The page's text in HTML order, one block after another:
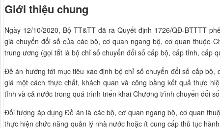
Giới thiệu chung
Ngày 12/10/2020, Bộ TT&TT đã ra Quyết định 1726/QĐ-BTTTT
giá chuyển đổi số của các bộ, cơ quan ngang bộ, cơ quan thuộc
trung ương (gọi tắt là bộ chỉ số chuyển đổi số cấp bộ, cấp tỉnh, cấp
Đề án hướng tới mục tiêu xác định bộ chỉ số chuyển đổi số cấp bộ,
giá một cách thực chất, khách quan và công bằng kết quả thực
tỉnh và cả nước trong quá trình triển khai Chương trình chuyển đổi
Đối tượng áp dụng Đề án là các bộ, cơ quan ngang bộ, cơ quan
thực hiện chức năng quản lý nhà nước hoặc ít cung cấp thủ tục